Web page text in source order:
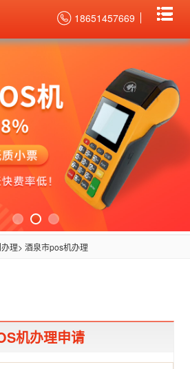
18651457669
理> 酒泉市pos机办理
机办理申请